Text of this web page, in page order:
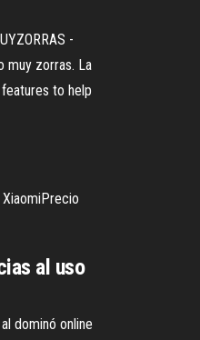
-
muy zorras. La
to help
al uso
dominó online